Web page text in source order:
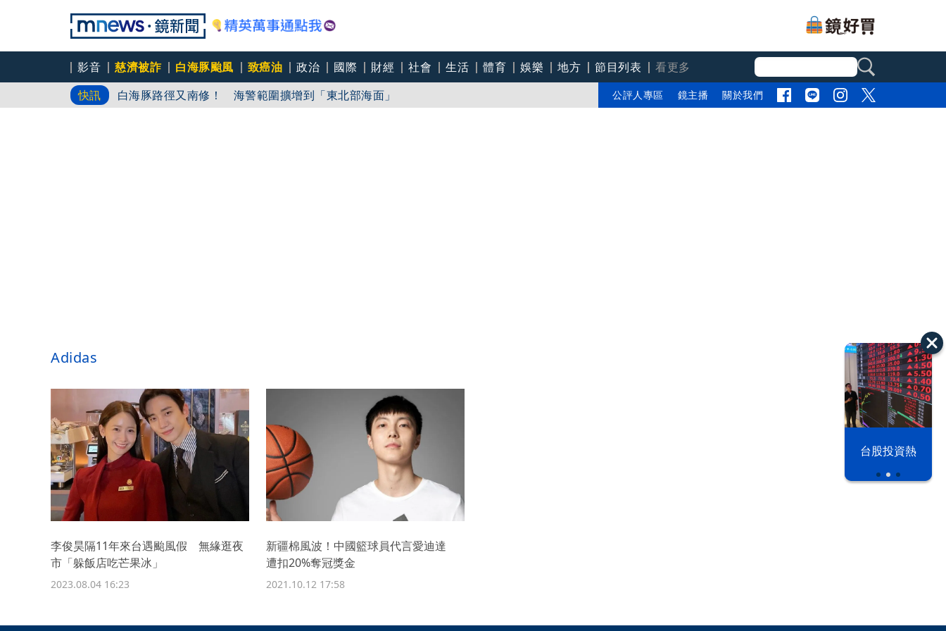
影音 慈濟被詐 白海豚颱風 致癌油 政治 國際 財經 社會 生活 體育 娛樂 地方 節目列表
看更多
快訊
agnès b.推Humanitarian系列 「give love」成今夏最暖時尚宣言
白海豚路徑又南修！ 海警範圍擴增到「東北部海面」
公評人專區 鏡主播 關於我們
台股投資熱
Adidas
李俊昊隔11年來台遇颱風假 無緣逛夜
市「躲飯店吃芒果冰」
2023.08.04 16:23
新疆棉風波！中國籃球員代言愛迪達
遭扣20%奪冠獎金
2021.10.12 17:58